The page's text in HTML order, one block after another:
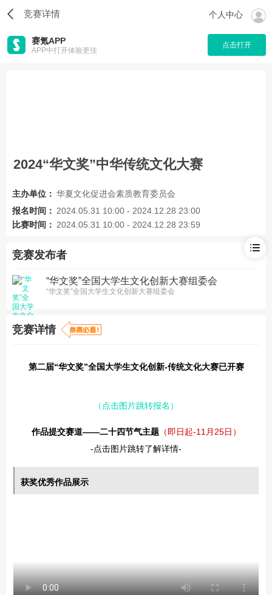
竞赛详情 个人中心
赛氪APP
APP中打开体验更佳
点击打开
2024“华文奖”中华传统文化大赛
主办单位： 华夏文化促进会素质教育委员会
报名时间： 2024.05.31 10:00 - 2024.12.28 23:00
比赛时间： 2024.05.31 10:00 - 2024.12.28 23:59
竞赛发布者
“华文奖”全国大学生文化创新大赛组委会
“华文奖”全国大学生文化创新大赛组委会
竞赛详情
第二届“华文奖”全国大学生文化创新-传统文化大赛已开赛
（点击图片跳转报名）
作品提交赛道——二十四节气主题（即日起-11月25日）
-点击图片跳转了解详情-
获奖优秀作品展示